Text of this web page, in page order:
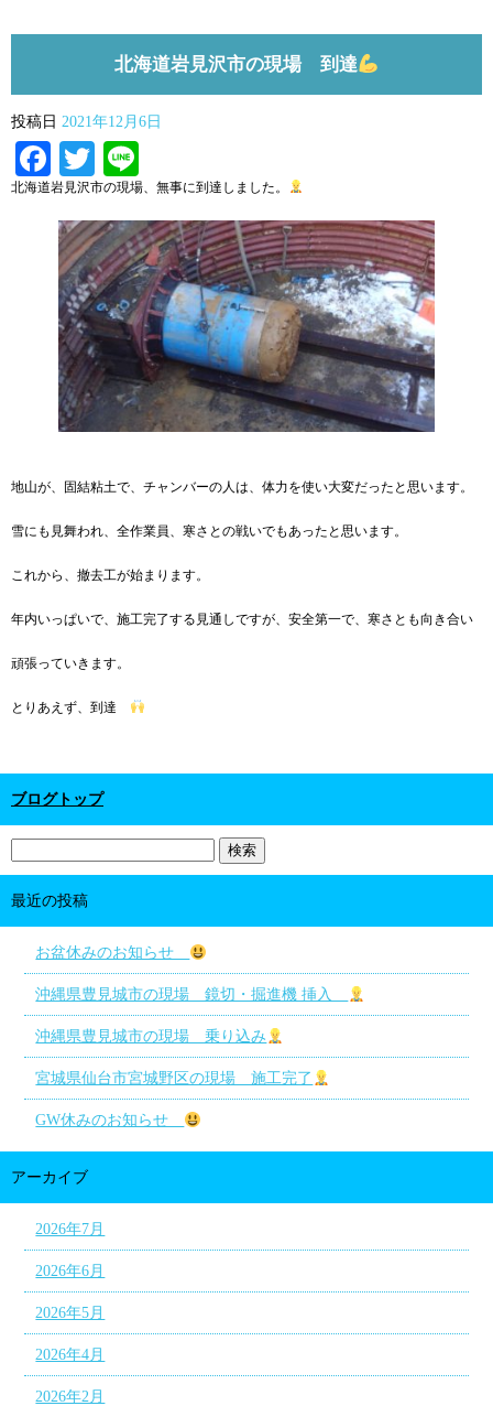
北海道岩見沢市の現場 到達
投稿日 2021年12月6日
Facebook
Twitter
北海道岩見沢市の現場、無事に到達しました。
地山が、固結粘土で、チャンバーの人は、体力を使い大変だったと思います。
雪にも見舞われ、全作業員、寒さとの戦いでもあったと思います。
これから、撤去工が始まります。
年内いっぱいで、施工完了する見通しですが、安全第一で、寒さとも向き合い
頑張っていきます。
とりあえず、到達
ブログトップ
最近の投稿
お盆休みのお知らせ
沖縄県豊見城市の現場 鏡切・掘進機 挿入
沖縄県豊見城市の現場 乗り込み
宮城県仙台市宮城野区の現場 施工完了
GW休みのお知らせ
アーカイブ
2026年7月
2026年6月
2026年5月
2026年4月
2026年2月